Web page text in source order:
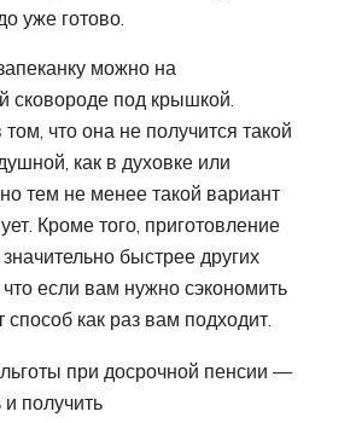
уже готово.
можно на
сковороде под крышкой.
что она не получится такой
как в духовке или
тем не менее такой вариант
Кроме того, приготовление
быстрее других
что если вам нужно сэкономить
способ как раз вам подходит.
при досрочной пенсии —
получить